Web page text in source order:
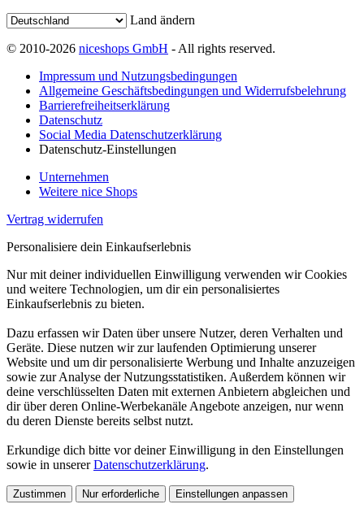
Land ändern
© 2010-2026 niceshops GmbH - All rights reserved.
Impressum und Nutzungsbedingungen
Allgemeine Geschäftsbedingungen und Widerrufsbelehrung
Barrierefreiheitserklärung
Datenschutz
Social Media Datenschutzerklärung
Datenschutz-Einstellungen
Unternehmen
Weitere nice Shops
Vertrag widerrufen
Personalisiere dein Einkaufserlebnis
Nur mit deiner individuellen Einwilligung verwenden wir Cookies
und weitere Technologien, um dir ein personalisiertes
Einkaufserlebnis zu bieten.
Dazu erfassen wir Daten über unsere Nutzer, deren Verhalten und
Geräte. Diese nutzen wir zur laufenden Optimierung unserer
Website und um dir personalisierte Werbung und Inhalte anzuzeigen
sowie zur Analyse der Nutzungsstatistiken. Außerdem können wir
deine verschlüsselten Daten mit externen Anbietern abgleichen und
dir über deren Online-Werbekanäle Angebote anzeigen, nur wenn
du deren Dienste bereits selbst nutzt.
Erkundige dich bitte vor deiner Einwilligung in den Einstellungen
sowie in unsererDatenschutzerklärung.
Zustimmen Nur erforderliche Einstellungen anpassen